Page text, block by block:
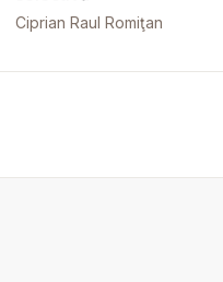
Ciprian Raul Romiţan